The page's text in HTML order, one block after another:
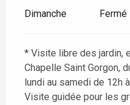
Dimanche Fermé
* Visite libre des jardin,
Chapelle Saint Gorgon,
lundi au samedi de 12h
Visite guidée pour les